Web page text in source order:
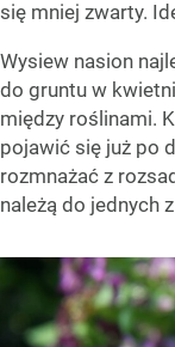
się mniej zwarty.
Wysiew nasion
do gruntu w
między roślinami.
pojawić się już po
rozmnażać z
należą do jednych